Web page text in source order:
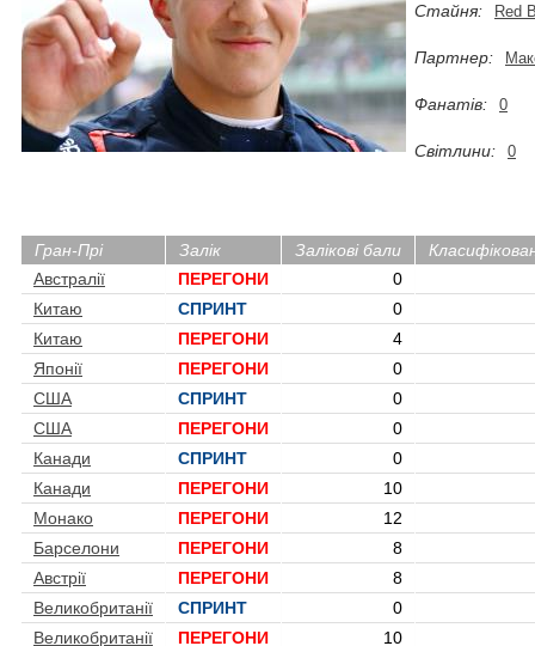
Стайня: Red
Партнер:
Фанатів: 0
Світлини: 0
Гран-Прі Залік Залікові бали
Австралії
ПЕРЕГОНИ
0
Китаю
СПРИНТ
0
Китаю
ПЕРЕГОНИ
4
Японії
ПЕРЕГОНИ
0
США
СПРИНТ
0
США
ПЕРЕГОНИ
0
Канади
СПРИНТ
0
Канади
ПЕРЕГОНИ
10
Монако
ПЕРЕГОНИ
12
Барселони
ПЕРЕГОНИ
8
Австрії
ПЕРЕГОНИ
8
Великобританії
СПРИНТ
0
Великобританії
ПЕРЕГОНИ
10